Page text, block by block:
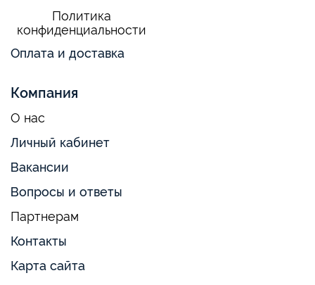
Политика
конфиденциальности
Оплата и доставка
Компания
О нас
Личный кабинет
Вакансии
Вопросы и ответы
Партнерам
Контакты
Карта сайта